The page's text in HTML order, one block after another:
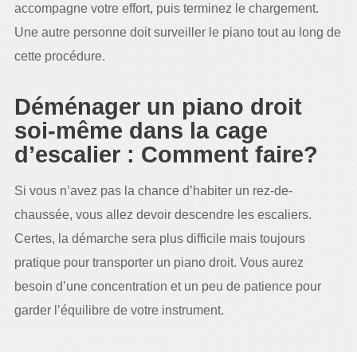
accompagne votre effort, puis terminez le chargement.
Une autre personne doit surveiller le piano tout au long de
cette procédure.
Déménager un piano droit
soi-même dans la cage
d’escalier : Comment faire?
Si vous n’avez pas la chance d’habiter un rez-de-
chaussée, vous allez devoir descendre les escaliers.
Certes, la démarche sera plus difficile mais toujours
pratique pour transporter un piano droit. Vous aurez
besoin d’une concentration et un peu de patience pour
garder l’équilibre de votre instrument.